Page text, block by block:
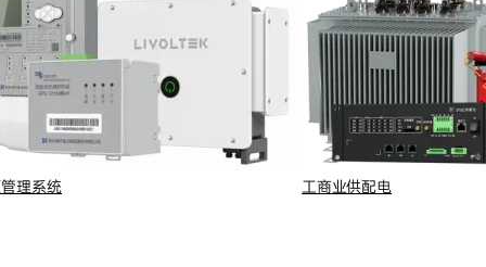
理系统 工商业供配电